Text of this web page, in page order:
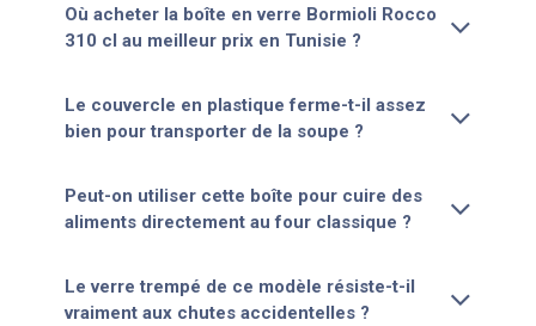
Où acheter la boîte en verre Bormioli Rocco
310 cl au meilleur prix en Tunisie ?
Le couvercle en plastique ferme-t-il assez
bien pour transporter de la soupe ?
Peut-on utiliser cette boîte pour cuire des
aliments directement au four classique ?
Le verre trempé de ce modèle résiste-t-il
vraiment aux chutes accidentelles ?